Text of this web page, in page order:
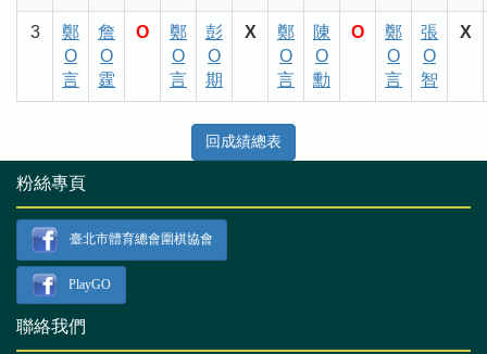
3
鄭
O
言
詹
O
霆
O
鄭
O
言
彭
O
期
X
鄭
O
言
陳
O
勳
O
鄭
O
言
張
O
智
X
回成績總表
粉絲專頁
臺北市體育總會圍棋協會
PlayGO
聯絡我們